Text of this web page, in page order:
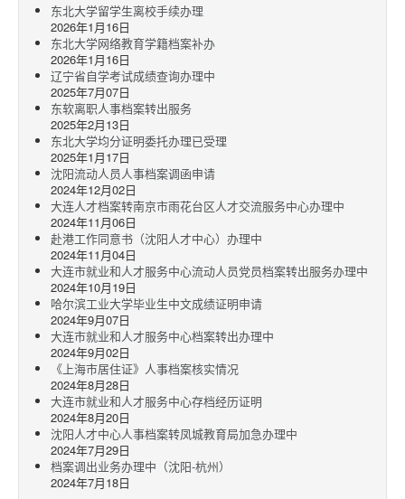
东北大学留学生离校手续办理
2026年1月16日
东北大学网络教育学籍档案补办
2026年1月16日
辽宁省自学考试成绩查询办理中
2025年7月07日
东软离职人事档案转出服务
2025年2月13日
东北大学均分证明委托办理已受理
2025年1月17日
沈阳流动人员人事档案调函申请
2024年12月02日
大连人才档案转南京市雨花台区人才交流服务中心办理中
2024年11月06日
赴港工作同意书（沈阳人才中心）办理中
2024年11月04日
大连市就业和人才服务中心流动人员党员档案转出服务办理中
2024年10月19日
哈尔滨工业大学毕业生中文成绩证明申请
2024年9月07日
大连市就业和人才服务中心档案转出办理中
2024年9月02日
《上海市居住证》人事档案核实情况
2024年8月28日
大连市就业和人才服务中心存档经历证明
2024年8月20日
沈阳人才中心人事档案转凤城教育局加急办理中
2024年7月29日
档案调出业务办理中（沈阳-杭州）
2024年7月18日